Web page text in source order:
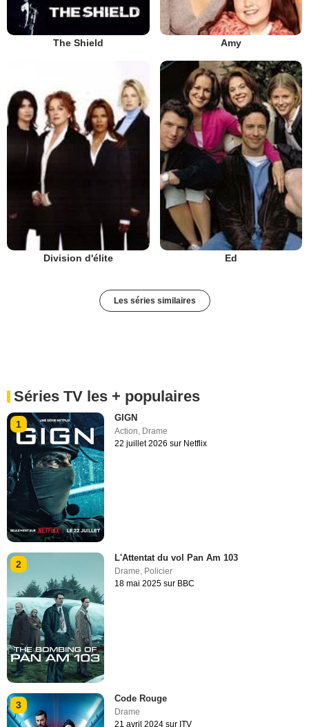
The Shield Amy
Division d'élite Ed
Les séries similaires
Séries TV les + populaires
1
GIGN
Action, Drame
22 juillet 2026 sur Netflix
2
L'Attentat du vol Pan Am 103
Drame, Policier
18 mai 2025 sur BBC
3
Code Rouge
Drame
21 avril 2024 sur ITV